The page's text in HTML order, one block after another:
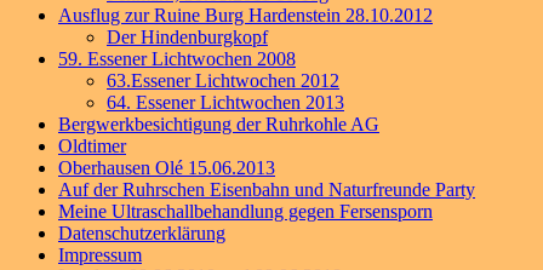
Ausflug zur Ruine Burg Hardenstein 28.10.2012
Der Hindenburgkopf
59. Essener Lichtwochen 2008
63.Essener Lichtwochen 2012
64. Essener Lichtwochen 2013
Bergwerkbesichtigung der Ruhrkohle AG
Oldtimer
Oberhausen Olé 15.06.2013
Auf der Ruhrschen Eisenbahn und Naturfreunde Party
Meine Ultraschallbehandlung gegen Fersensporn
Datenschutzerklärung
Impressum